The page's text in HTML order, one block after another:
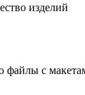
изделий
с